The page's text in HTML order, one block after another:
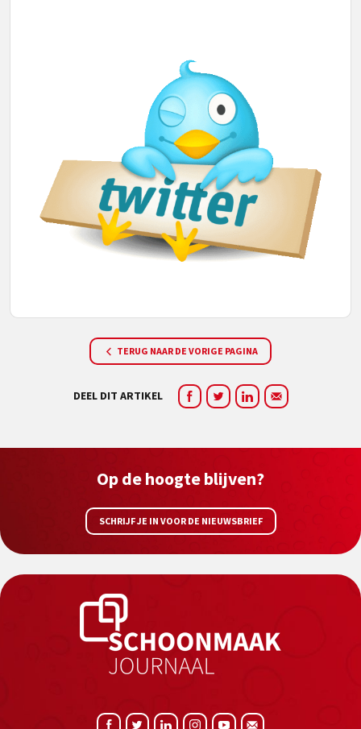
TERUG NAAR DE VORIGE PAGINA
DEEL DIT ARTIKEL
Op de hoogte blijven?
SCHRIJF JE IN VOOR DE NIEUWSBRIEF